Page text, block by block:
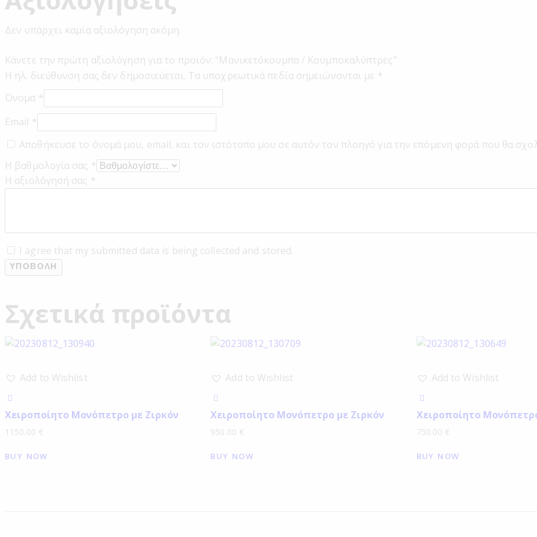
Δεν υπάρχει καμία αξιολόγηση ακόμη.
Κάνετε την πρώτη αξιολόγηση για το προϊόν: “Μανικετόκουμπα / Κουμποκαλύπτρες”
Η ηλ. διεύθυνση σας δεν δημοσιεύεται. Τα υποχρεωτικά πεδία σημειώνονται με *
Όνομα *
Email *
Αποθήκευσε το όνομά μου, email, και τον ιστότοπο μου σε αυτόν τον πλοηγό για την επόμενη φορά που θα
Η βαθμολογία σας *
Η αξιολόγησή σας *
I agree that my submitted data is being collected and stored.
Σχετικά προϊόντα
Add to Wishlist
Χειροποίητο Μονόπετρο με Ζιρκόν
1150.00 €
BUY NOW
Add to Wishlist
Χειροποίητο Μονόπετρο με Ζιρκόν
950.00 €
BUY NOW
Add to Wishlist
Χειροποίητο
750.00 €
BUY NOW